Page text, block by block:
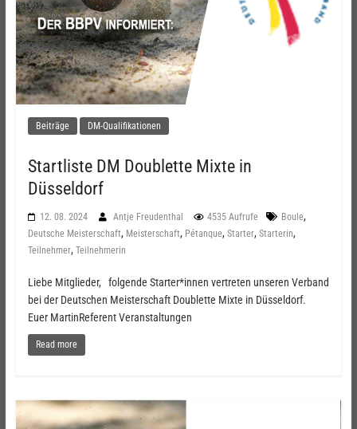
Beiträge DM-Qualifikationen
Startliste DM Doublette Mixte in
Düsseldorf
12. 08. 2024 Antje Freudenthal 4535 Aufrufe Boule,
Deutsche Meisterschaft, Meisterschaft, Pétanque, Starter, Starterin,
Teilnehmer, Teilnehmerin
Liebe Mitglieder, folgende Starter*innen vertreten unseren Verband
bei der Deutschen Meisterschaft Doublette Mixte in Düsseldorf.
Euer MartinReferent Veranstaltungen
Read more